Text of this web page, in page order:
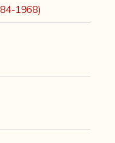
1968)